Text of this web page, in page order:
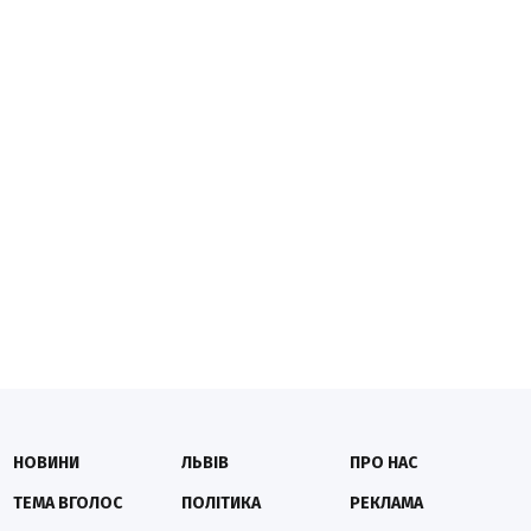
НОВИНИ
ТЕМА ВГОЛОС
ЛЬВІВ
ПОЛІТИКА
ПРО НАС
РЕКЛАМА